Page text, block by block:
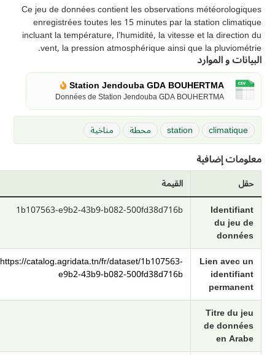
Ce jeu de données contient les observations météorologiques
enregistrées toutes les 15 minutes par la station climatique
incluant la température, l’humidité, la vitesse et la direction du
vent, la pression atmosphérique ainsi que la pluviométrie.
البيانات و الموارد
Station Jendouba GDA BOUHERTMA
Données de Station Jendouba GDA BOUHERTMA
climatique
station محطة مناخية
معلومات إضافية
حقل
القيمة
Identifiant
du jeu de
données
1b107563-e9b2-43b9-b082-500fd38d716b
Lien avec un
identifiant
permanent
https://catalog.agridata.tn/fr/dataset/1b107563-
e9b2-43b9-b082-500fd38d716b
Titre du jeu
de données
en Arabe